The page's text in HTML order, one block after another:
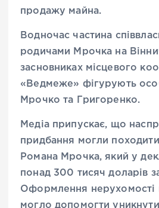
продажу майна.
Водночас частина
родичами Мрочка на
засновниках місцевого
«Ведмеже» фігурують
Мрочко та Григоренко.
Медіа припускає, що
придбання могли
Романа Мрочка, який у
понад 300 тисяч доларів
Оформлення нерухомості
могло допомогти